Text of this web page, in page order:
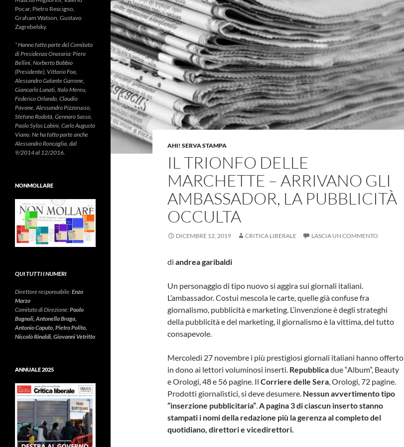
AHI! SERVA STAMPA
IL TRIONFO DELLE
MARCHETTE – ARRIVANO GLI
AMBASSADOR, LA PUBBLICITÀ
OCCULTA
DICEMBRE 12, 2019 CRITICA LIBERALE LASCIA UN COMMENTO
di andrea garibaldi
Un personaggio di tipo nuovo si aggira sui giornali italiani.
L’ambassador. Costui mescola le carte, quelle già confuse fra
giornalismo, pubblicità e marketing. L’invenzione è degli strateghi
della pubblicità e del marketing, il giornalismo è la vittima, del tutto
consapevole.
Mercoledì 27 novembre i più prestigiosi giornali italiani hanno offerto
in dono ai lettori voluminosi inserti. Repubblicadue “Album”, Beauty
e Orologi, 48 e 56 pagine. Il Corriere delle Sera, Orologi, 72 pagine.
Prodotti giornalistici, si deve desumere. Nessun avvertimento tipo
“inserzione pubblicitaria”.A pagina 3 di ciascun inserto stanno
stampati i nomi della redazione più la gerenza al completo del
quotidiano, direttori e vicedirettori.
Pocar, Pietro Rescigno,
Graham Watson, Gustavo
Zagrebelsky.
* Hanno fatto parte del Comitato
di Presidenza Onoraria: Piero
Bellini, Norberto Bobbio
(Presidente), Vittorio Foa,
Alessandro Galante Garrone,
Giancarlo Lunati, Italo Mereu,
Federico Orlando, Claudio
Pavone, Alessandro Pizzorusso,
Stefano Rodotà, Gennaro Sasso,
Paolo Sylos Labini, Carlo Augusto
Viano. Ne ha fatto parte anche
Alessandro Roncaglia, dal
9/2014 al 12/2016.
NONMOLLARE
QUI TUTTI I NUMERI
Direttore responsabile:Enzo
Marzo
Comitato di Direzione:Paolo
Bagnoli, Antonella Braga,
Antonio Caputo, Pietro Polito,
Niccolò Rinaldi, Giovanni Vetritto
ANNUALE 2025